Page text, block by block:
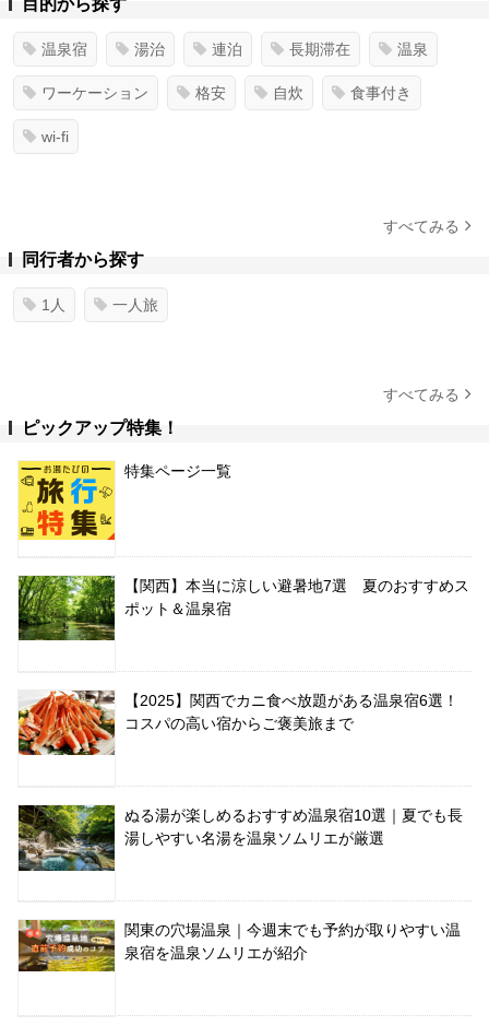
温泉宿 湯治 連泊 長期滞在 温泉
ワーケーション 格安 自炊 食事付き
wi-fi
すべてみる
同行者から探す
1人 一人旅
すべてみる
ピックアップ特集！
特集ページ一覧
【関西】本当に涼しい避暑地7選 夏のおすすめス
ポット＆温泉宿
【2025】関西でカニ食べ放題がある温泉宿6選！
コスパの高い宿からご褒美旅まで
ぬる湯が楽しめるおすすめ温泉宿10選｜夏でも長
湯しやすい名湯を温泉ソムリエが厳選
関東の穴場温泉｜今週末でも予約が取りやすい温
泉宿を温泉ソムリエが紹介